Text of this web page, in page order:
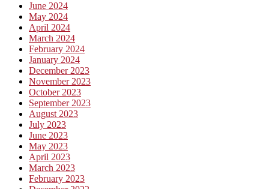
June 2024
May 2024
April 2024
March 2024
February 2024
January 2024
December 2023
November 2023
October 2023
September 2023
August 2023
July 2023
June 2023
May 2023
April 2023
March 2023
February 2023